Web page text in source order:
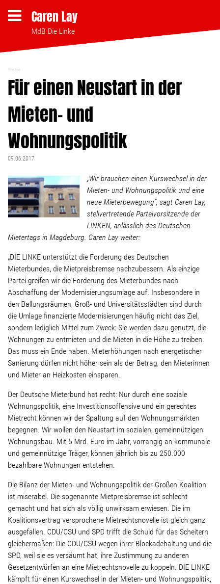
Caren Lay
MdB Die Linke
Themen
Bezahlbares Wohnen
Clubsterben stoppen
Bodenpolitik
Linke Zukunftsdebatte
Wahlkreis
Pressemitteilungen
Presse
Pressebilder
Service
Termine
Stellenangebot
Kontakt
Team
Transparenz
Mediathek
Presse
Für einen Neustart in der
Mieten- und
Wohnungspolitik
09.06.2017
„Wir brauchen einen Kurswechsel in der
Mieten- und Wohnungspolitik und eine
neue Mieterbewegung“, sagt Caren Lay,
stellvertretende Parteivorsitzende der
LINKEN, anlässlich des Deutschen
Mietertags in Magdeburg. Caren Lay weiter:
„DIE LINKE unterstützt die Forderung des Deutschen
Mieterbundes, die Mietpreisbremse nachzubessern. Als einzige
Partei greifen wir die Forderung des Mieterbundes nach
Abschaffung der Modernisierungsumlage auf. Insbesondere in
den Ballungsräumen, Groß- und Universitätsstädten sind durch
die Umlage finanzierte Modernisierungen häufig nicht das Ziel,
sondern lediglich Mittel zum Zweck: Sie werden dazu genutzt, die
Wohnungen zu entmieten und die Mieten in die Höhe zu treiben.
Das muss ein Ende haben. Mieterhöhungen nach energetischer
Sanierung dürfen nicht höher sein als der Betrag, den Mieterinnen
und Mieter an Heizkosten einsparen.
Der Deutsche Mieterbund hat recht: Nur durch eine soziale
Wohnungspolitik, eine Investitionsoffensive und ein gerechtes
Mietrecht können wir der Spaltung auf den Wohnungsmärkten
begegnen. Wir wollen den Neustart im sozialen, gemeinnützigen
Wohnungsbau. Mit 5 Mrd. Euro im Jahr, vorrangig an kommunale
und gemeinnützige Träger, können jährlich bis zu 250.000
bezahlbare Wohnungen entstehen.
Die Bilanz der Mieten- und Wohnungspolitik der Großen Koalition
ist miserabel. Die sogenannte Mietpreisbremse ist schlecht
gemacht und hat sich als völlig unwirksam erwiesen. Die im
Koalitionsvertrag versprochene Mietrechtsnovelle ist gleich ganz
ausgefallen. CDU/CSU und SPD trifft die Schuld für das Scheitern
gleichermaßen: Die CDU/CSU wegen ihrer Blockadehaltung und die
SPD, weil sie es versäumt hat, ihre Zustimmung zu anderen
Gesetzentwürfen an eine Mietrechtsnovelle zu koppeln. DIE LINKE
kämpft für einen Kurswechsel in der Mieten- und Wohnungspolitik,